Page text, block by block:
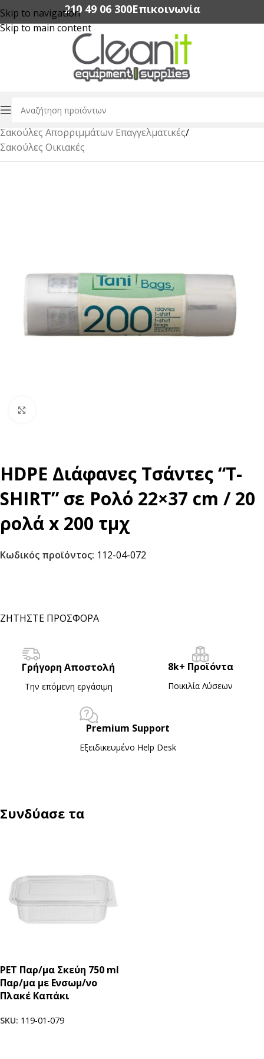
Skip to navigation
Skip to main content
210 49 06 300‬Επικοινωνία
Αρχική σελίδα/Διαχείρηση Απορριμμάτων & Αξεσουάρ
Σακούλες Απορριμμάτων Επαγγελματικές/
Σακούλες Οικιακές
HDPE Διάφανες Τσάντες “T-
SHIRT” σε Ρολό 22×37 cm / 20
ρολά x 200 τμχ
Κωδικός προϊόντος: 112-04-072
ΖΗΤΗΣΤΕ ΠΡΟΣΦΟΡΑ
Γρήγορη Αποστολή
Την επόμενη εργάσιμη
8k+ Προϊόντα
Ποικιλία Λύσεων
Premium Support
Εξειδικευμένο Ηelp Desk
Συνδύασε τα
PET Παρ/μα Σκεύη 750 ml
Παρ/μα με Ενσωμ/νο
Πλακέ Καπάκι
SKU: 119-01-079